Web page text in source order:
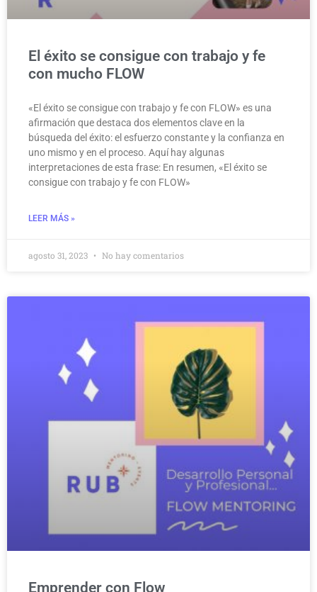
El éxito se consigue con trabajo y fe
con mucho FLOW
«El éxito se consigue con trabajo y fe con FLOW» es una
afirmación que destaca dos elementos clave en la
búsqueda del éxito: el esfuerzo constante y la confianza en
uno mismo y en el proceso. Aquí hay algunas
interpretaciones de esta frase: En resumen, «El éxito se
consigue con trabajo y fe con FLOW»
LEER MÁS »
agosto 31, 2023 No hay comentarios
Emprender con Flow